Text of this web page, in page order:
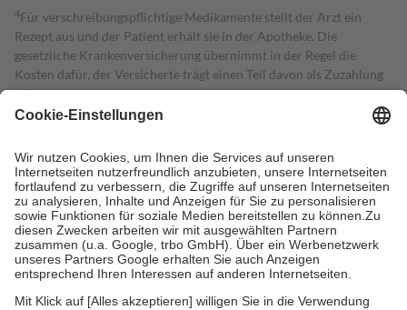
4Für verschreibungspflichtige Medikamente stellt der Arzt ein
Rezept aus und der Patient erhält sie in der Apotheke. Die
gesetzliche Krankenversicherung übernimmt in der Regel die
Kosten dafür, der Versicherte trägt einen Teil davon als Zuzahlung
mit.
Grundsätzlich leisten Mitglieder Zuzahlungen in Höhe von zehn
höchstens zehn Euro.
Es sind jedoch nie mehr als die tatsächlichen
Kosten der Leistung zu entrichten.
Diese Regeln gelten grundsätzlich auch für Online-Apotheken.
Bei Heilmitteln und häuslicher Krankenpflege beträgt die
Zuzahlung zehn Prozent der Kosten sowie zehn Euro je
Verordnung.
Um das Engagement der Versicherten für ihre eigene Gesundheit zu
stärken und die besondere Stellung der Familie zu unterstützen,
fallenkeine Zuzahlungenan bei: